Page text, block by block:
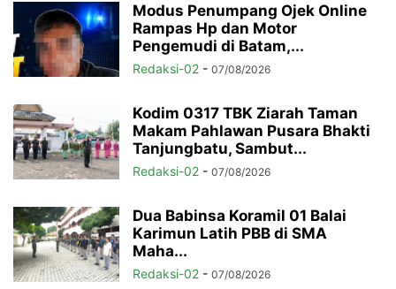
Modus Penumpang Ojek Online
Rampas Hp dan Motor
Pengemudi di Batam,...
Redaksi-02 - 07/08/2026
Kodim 0317 TBK Ziarah Taman
Makam Pahlawan Pusara Bhakti
Tanjungbatu, Sambut...
Redaksi-02 - 07/08/2026
Dua Babinsa Koramil 01 Balai
Karimun Latih PBB di SMA
Maha...
Redaksi-02 - 07/08/2026